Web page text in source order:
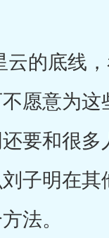
的底线，
愿意为
要和很
子明在
法。